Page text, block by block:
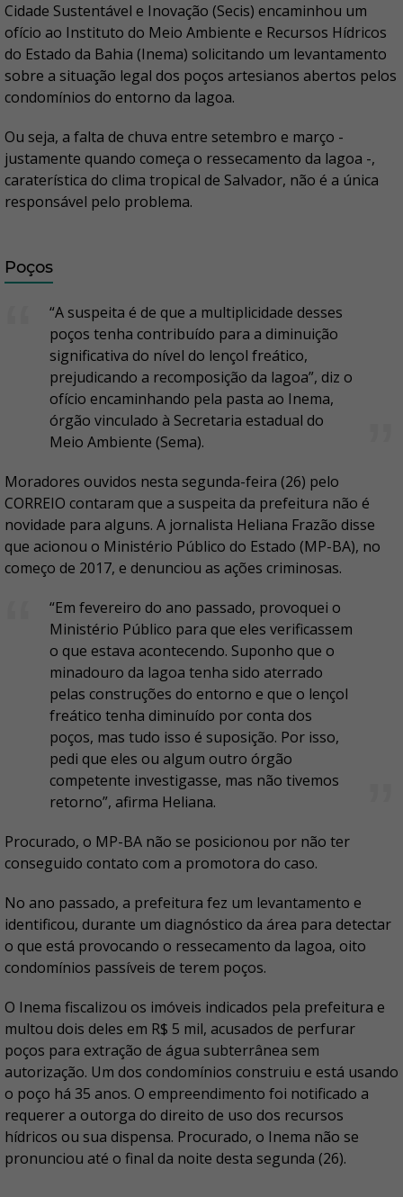
Cidade Sustentável e Inovação (Secis) encaminhou um
ofício ao Instituto do Meio Ambiente e Recursos Hídricos
do Estado da Bahia (Inema) solicitando um levantamento
sobre a situação legal dos poços artesianos abertos pelos
condomínios do entorno da lagoa.
Ou seja, a falta de chuva entre setembro e março -
justamente quando começa o ressecamento da lagoa -,
caraterística do clima tropical de Salvador, não é a única
responsável pelo problema.
Poços
“A suspeita é de que a multiplicidade desses
poços tenha contribuído para a diminuição
significativa do nível do lençol freático,
prejudicando a recomposição da lagoa”, diz o
ofício encaminhando pela pasta ao Inema,
órgão vinculado à Secretaria estadual do
Meio Ambiente (Sema).
Moradores ouvidos nesta segunda-feira (26) pelo
CORREIO contaram que a suspeita da prefeitura não é
novidade para alguns. A jornalista Heliana Frazão disse
que acionou o Ministério Público do Estado (MP-BA), no
começo de 2017, e denunciou as ações criminosas.
“Em fevereiro do ano passado, provoquei o
Ministério Público para que eles verificassem
o que estava acontecendo. Suponho que o
minadouro da lagoa tenha sido aterrado
pelas construções do entorno e que o lençol
freático tenha diminuído por conta dos
poços, mas tudo isso é suposição. Por isso,
pedi que eles ou algum outro órgão
competente investigasse, mas não tivemos
retorno”, afirma Heliana.
Procurado, o MP-BA não se posicionou por não ter
conseguido contato com a promotora do caso.
No ano passado, a prefeitura fez um levantamento e
identificou, durante um diagnóstico da área para detectar
o que está provocando o ressecamento da lagoa, oito
condomínios passíveis de terem poços.
O Inema fiscalizou os imóveis indicados pela prefeitura e
multou dois deles em R$ 5 mil, acusados de perfurar
poços para extração de água subterrânea sem
autorização. Um dos condomínios construiu e está usando
o poço há 35 anos. O empreendimento foi notificado a
requerer a outorga do direito de uso dos recursos
hídricos ou sua dispensa. Procurado, o Inema não se
pronunciou até o final da noite desta segunda (26).